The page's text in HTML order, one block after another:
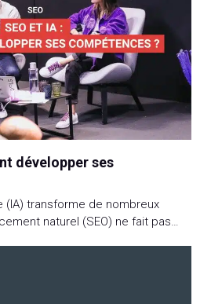
développer ses
(IA) transforme de nombreux
naturel (SEO) ne fait pas
avancée, les